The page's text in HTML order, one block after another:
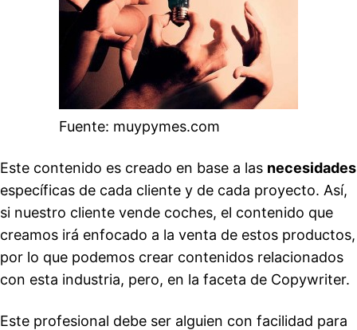
Fuente: muypymes.com
Este contenido es creado en base a las necesidades
específicas de cada cliente y de cada proyecto. Así,
si nuestro cliente vende coches, el contenido que
creamos irá enfocado a la venta de estos productos,
por lo que podemos crear contenidos relacionados
con esta industria, pero, en la faceta de Copywriter.
Este profesional debe ser alguien con facilidad para